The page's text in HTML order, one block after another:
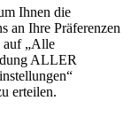
Ihnen die
an Ihre Präferenzen
auf „Alle
ALLER
erteilen.